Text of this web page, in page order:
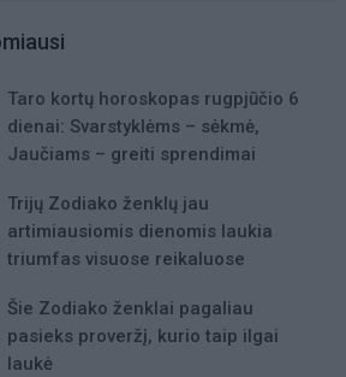
Taro kortų horoskopas rugpjūčio 6
dienai: Svarstyklėms – sėkmė,
Jaučiams – greiti sprendimai
Trijų Zodiako ženklų jau
artimiausiomis dienomis laukia
triumfas visuose reikaluose
Šie Zodiako ženklai pagaliau
pasieks proveržį, kurio taip ilgai
laukė